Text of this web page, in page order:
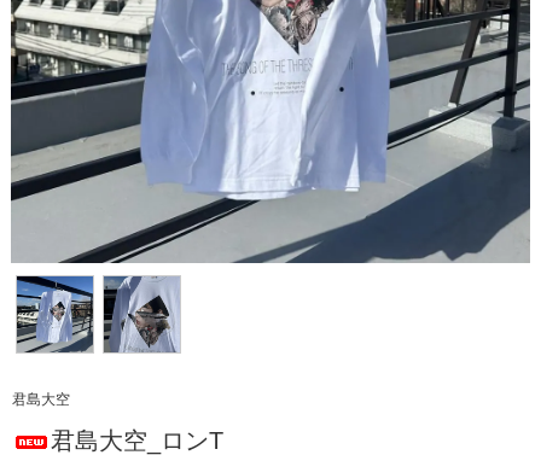
君島大空
君島大空_ロンT